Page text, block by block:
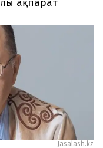
ақпарат
Jasalash.kz